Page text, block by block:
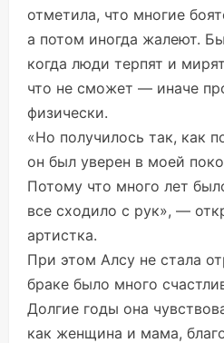
отметила, что многие
а потом иногда жалеют.
когда люди терпят и
что не сможет — иначе
физически.
«Но получилось так, как
он был уверен в моей
Потому что много лет
все сходило с рук», —
артистка.
При этом Алсу не стала
браке было много
Долгие годы она
как женщина и мама,